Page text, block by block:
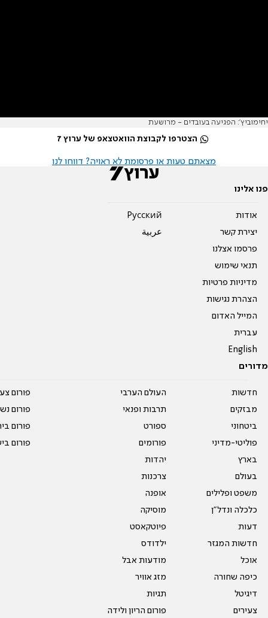
יחימוביץ': הפגיעה בעובדים - מרושעת
הצטרפו לקבוצת הוואטצאפ של ערוץ 7
מצאתם טעות או פרסומת לא ראויה? דווחו לנו
פנו אלינו
אודות
יצירת קשר
פרסמו אצלנו
תנאי שימוש
מדיניות פרטיות
הצהרת נגישות
המייל האדום
עברית
English
Pусский
عربية
מדורים
חדשות
מבזקים
ביטחוני
פוליטי-מדיני
בארץ
בעולם
משפט ופלילים
כלכלה ונדל"ן
דעות
חדשות המגזר
אוכל
כיפה שחורה
דיגיטל
צעירים
העולם הערבי
תרבות ופנאי
ספורט
פורומים
יהדות
צרכנות
אופנה
מוסיקה
פיוטקאסט
ילדודס
מודעות אבל
מזג אוויר
תגיות
פורום הריון ולידה
פורום
פורום
פורום
פורום